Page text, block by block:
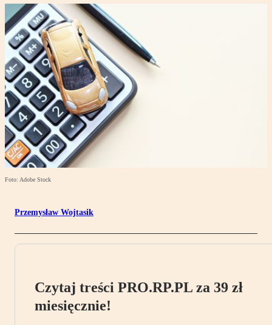
Foto: Adobe Stock
Przemysław Wojtasik
Czytaj treści PRO.RP.PL za 39 zł
miesięcznie!